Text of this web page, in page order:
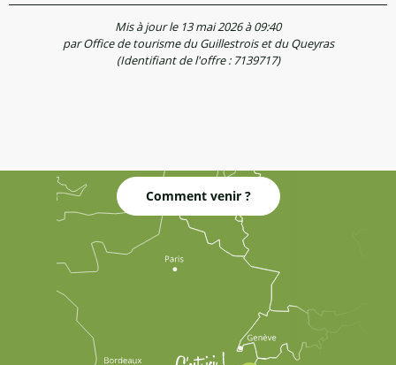
Mis à jour le 13 mai 2026 à 09:40
par Office de tourisme du Guillestrois et du Queyras
(Identifiant de l'offre : 7139717)
Comment venir ?